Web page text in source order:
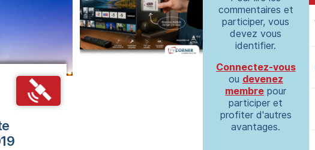
commentaires et
participer, vous
devez vous
identifier.
Connectez-vous
ou devenez
membre pour
participer et
profiter d'autres
avantages.